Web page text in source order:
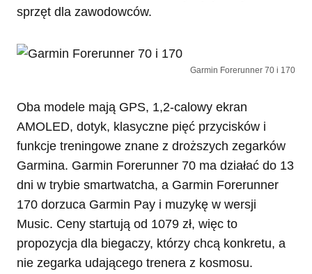
sprzęt dla zawodowców.
Garmin Forerunner 70 i 170
Oba modele mają GPS, 1,2-calowy ekran
AMOLED, dotyk, klasyczne pięć przycisków i
funkcje treningowe znane z droższych zegarków
Garmina. Garmin Forerunner 70 ma działać do 13
dni w trybie smartwatcha, a Garmin Forerunner
170 dorzuca Garmin Pay i muzykę w wersji
Music. Ceny startują od 1079 zł, więc to
propozycja dla biegaczy, którzy chcą konkretu, a
nie zegarka udającego trenera z kosmosu.